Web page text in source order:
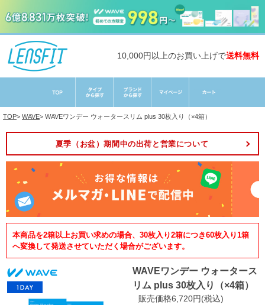
10,000円以上のお買い上げで送料無料
TOP> WAVE> WAVEワンデー ウォータースリム plus 30枚入り（×4箱）
夏季（お盆）期間中の出荷と営業について
本商品を2箱以上お買い求めの場合、30枚入り2箱につき60枚入り1箱
へ変換して発送させていただく場合がございます。
WAVEワンデー ウォータース
リム plus 30枚入り（×4箱）
販売価格6,720円(税込)